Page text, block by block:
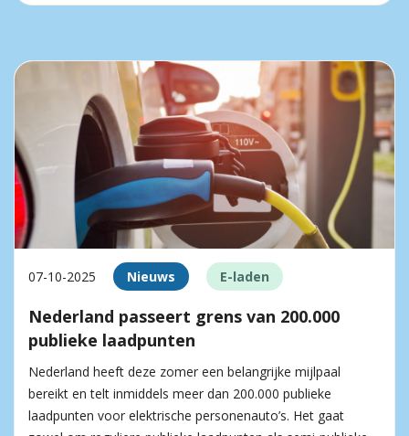
07-10-2025 Nieuws E-laden
Nederland passeert grens van 200.000
publieke laadpunten
Nederland heeft deze zomer een belangrijke mijlpaal
bereikt en telt inmiddels meer dan 200.000 publieke
laadpunten voor elektrische personenauto’s. Het gaat